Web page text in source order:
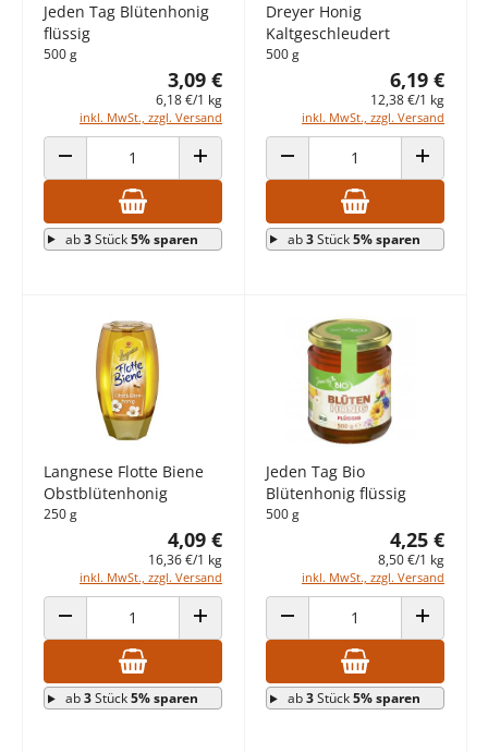
Jeden Tag Blütenhonig
flüssig
500 g
3,09 €
6,18 €/1 kg
inkl. MwSt., zzgl. Versand
ANZAHL VERRINGERN ANZAHL ERHÖHEN
ab3Stück5% sparen
Dreyer Honig
Kaltgeschleudert
500 g
6,19 €
12,38 €/1 kg
inkl. MwSt., zzgl. Versand
ANZAHL VERRINGERN ANZAHL
ab3Stück5% sparen
Langnese Flotte Biene
Obstblütenhonig
250 g
4,09 €
16,36 €/1 kg
inkl. MwSt., zzgl. Versand
ANZAHL VERRINGERN ANZAHL ERHÖHEN
ab3Stück5% sparen
Jeden Tag Bio
Blütenhonig flüssig
500 g
4,25 €
8,50 €/1 kg
inkl. MwSt., zzgl. Versand
ANZAHL VERRINGERN ANZAHL
ab3Stück5% sparen